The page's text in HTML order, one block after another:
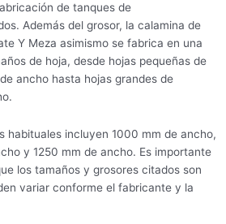
de tanques de
Además del grosor, la calamina de
Y Meza asimismo se fabrica en una
de hoja, desde hojas pequeñas de
ancho hasta hojas grandes de
habituales incluyen 1000 mm de ancho,
y 1250 mm de ancho. Es importante
los tamaños y grosores citados son
variar conforme el fabricante y la